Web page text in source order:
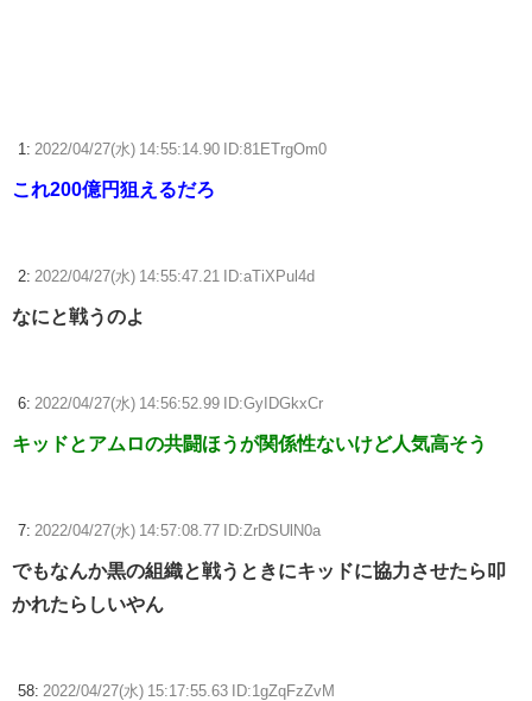
任天堂「今期中にSwitch2ソフトを6000万本売る（現在946万本達成）」
【ウマ娘】ディザイアの謎ポーズ、完全にアレと一致ｗｗｗ
Powered by livedoor 相互RSS
1: 2022/04/27(水) 14:55:14.90 ID:81ETrgOm0
これ200億円狙えるだろ
2: 2022/04/27(水) 14:55:47.21 ID:aTiXPul4d
なにと戦うのよ
6: 2022/04/27(水) 14:56:52.99 ID:GyIDGkxCr
キッドとアムロの共闘ほうが関係性ないけど人気高そう
7: 2022/04/27(水) 14:57:08.77 ID:ZrDSUlN0a
でもなんか黒の組織と戦うときにキッドに協力させたら叩
かれたらしいやん
58: 2022/04/27(水) 15:17:55.63 ID:1gZqFzZvM